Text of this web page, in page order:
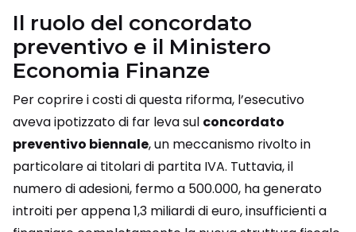
Il ruolo del concordato
preventivo e il Ministero
Economia Finanze
Per coprire i costi di questa riforma, l’esecutivo
aveva ipotizzato di far leva sul concordato
preventivo biennale, un meccanismo rivolto in
particolare ai titolari di partita IVA. Tuttavia, il
numero di adesioni, fermo a 500.000, ha generato
introiti per appena 1,3 miliardi di euro, insufficienti a